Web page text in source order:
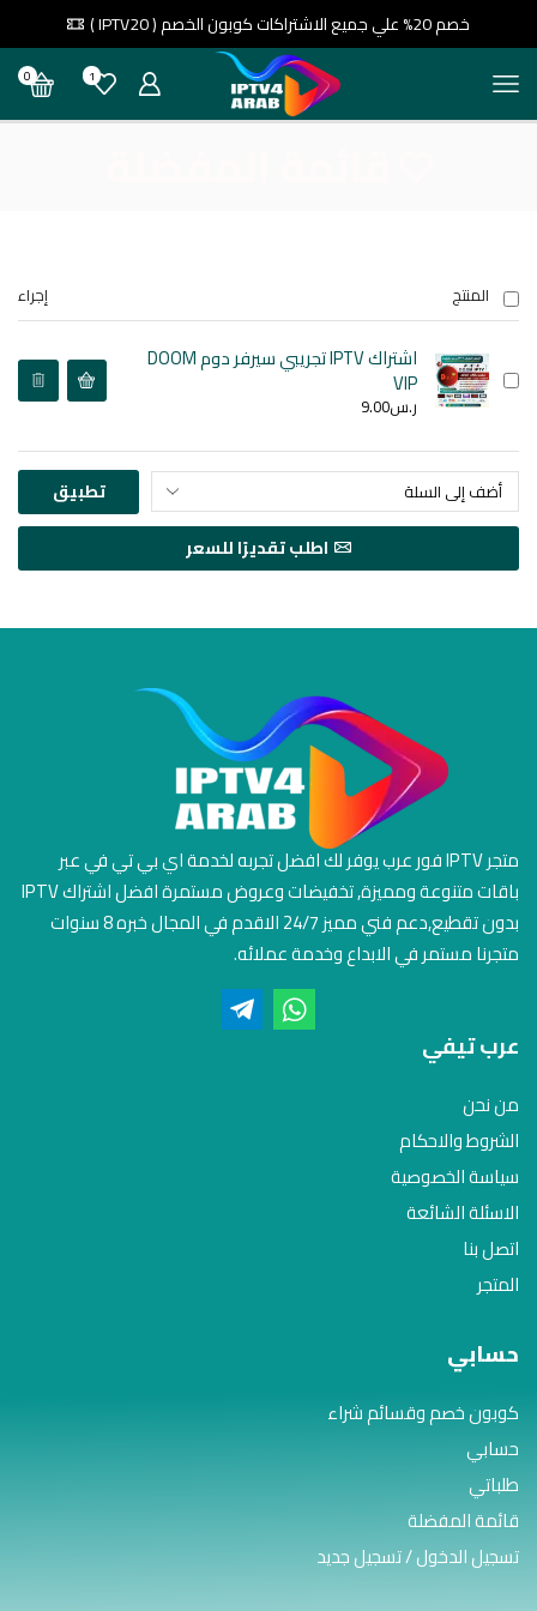
خصم 20% علي جميع الاشتراكات كوبون الخصم ( IPTV20 )
1
0
المنتج إجراء
اشتراك IPTV تجريبي سيرفر دوم DOOM
VIP
ر.س9.00
تطبيق
اطلب تقديرًا للسعر
متجر IPTV فور عرب يوفر لك افضل تجربه لخدمة اي بي تي في عبر
باقات متنوعة ومميزة, تخفيضات وعروض مستمرة افضل اشتراك IPTV
بدون تقطيع,دعم فني مميز 24/7 الاقدم في المجال خبره 8 سنوات
متجرنا مستمر في الابداع وخدمة عملائه.
عرب تيفي
من نحن
الشروط والاحكام
سياسة الخصوصية
الاسئلة الشائعة
اتصل بنا
المتجر
حسابي
كوبون خصم وقسائم شراء
حسابي
طلباتي
قائمة المفضلة
تسجيل الدخول / تسجيل جديد